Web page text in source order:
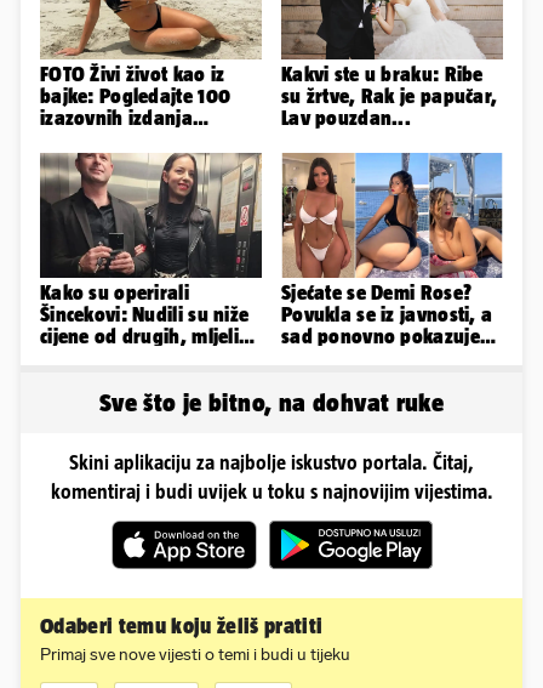
FOTO Živi život kao iz
bajke: Pogledajte 100
izazovnih izdanja
Kakvi ste u braku: Ribe
su žrtve, Rak je papučar,
Lav pouzdan...
Kako su operirali
Šincekovi: Nudili su niže
cijene od drugih, mljeli
Sjećate se Demi Rose?
Povukla se iz javnosti, a
sad ponovno pokazuje
Sve što je bitno, na dohvat ruke
Skini aplikaciju za najbolje iskustvo portala. Čitaj,
komentiraj i budi uvijek u toku s najnovijim vijestima.
Odaberi temu koju želiš pratiti
Primaj sve nove vijesti o temi i budi u tijeku